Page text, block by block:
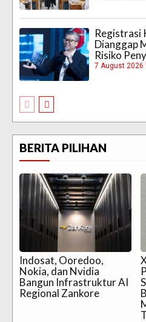
Registrasi
Dianggap
Risiko
7 August 2026
BERITA PILIHAN
Indosat, Ooredoo,
Nokia, dan Nvidia
Bangun Infrastruktur AI
Regional Zankore